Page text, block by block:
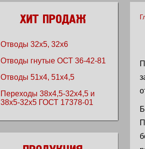
ХИТ ПРОДАЖ
Отводы 32х5, 32х6
Отводы гнутые ОСТ 36-42-81
Отводы 51х4, 51х4,5
Переходы 38x4,5-32x4,5 и
38x5-32x5 ГОСТ 17378-01